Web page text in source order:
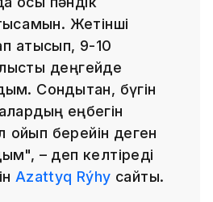
Жетінші
қатысып, 9-10
деңгейде
Сондықтан, бүгін
еңбегін
қойып берейін деген
– деп келтіреді
Azattyq Rýhy сайты.